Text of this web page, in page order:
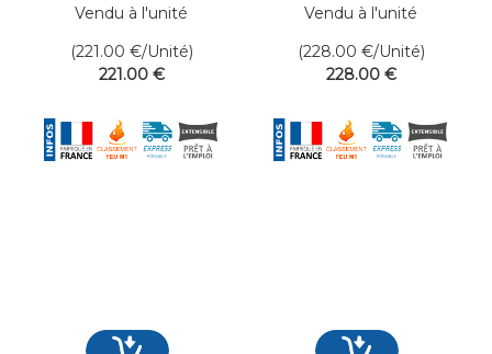
Vendu à l'unité
(221.00 €/Unité)
221.00 €
Vendu à l'unité
(228.00 €/Unité)
228.00 €